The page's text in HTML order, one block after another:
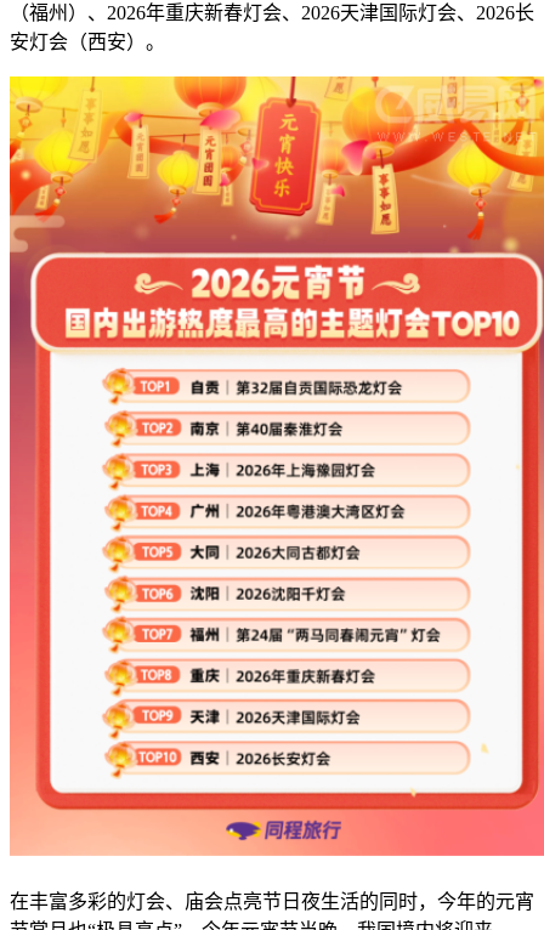
（福州）、2026年重庆新春灯会、2026天津国际灯会、2026长
安灯会（西安）。
在丰富多彩的灯会、庙会点亮节日夜生活的同时，今年的元宵